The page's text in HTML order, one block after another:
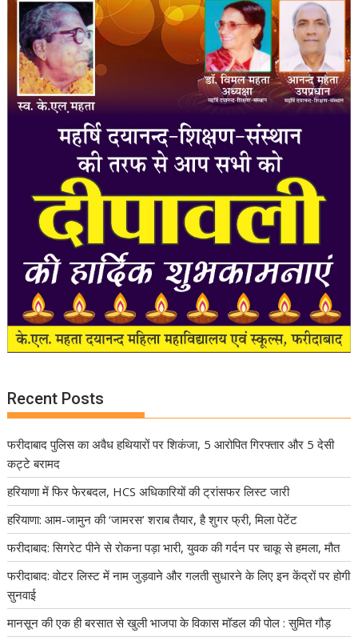
Recent Posts
फरीदाबाद पुलिस का अवैध हथियारों पर शिकंजा, 5 आरोपित गिरफ्तार और 5 देसी
कट्टे बरामद
हरियाणा में फिर फेरबदल, HCS अधिकारियों की ट्रांसफर लिस्ट जारी
हरियाणा: आम-जामुन की ‘जामरस’ शराब तैयार, है शुगर फ्री, मिला पेटेंट
फरीदाबाद: सिगरेट पीने से रोकना पड़ा भारी, युवक की गर्दन पर चाकू से हमला, मौत
फरीदाबाद: वोटर लिस्ट में नाम जुड़वाने और गलती सुधारने के लिए इन केंद्रों पर होगी
सुनवाई
मानसून की एक ही बरसात से खुली भाजपा के विकास मॉडल की पोल : सुमित गौड़